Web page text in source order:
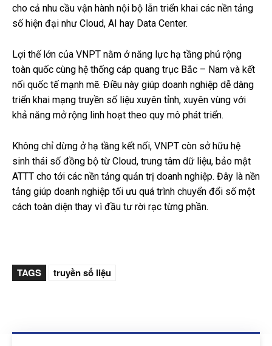
cho cả nhu cầu vận hành nội bộ lẫn triển khai các nền tảng
số hiện đại như Cloud, AI hay Data Center.
Lợi thế lớn của VNPT nằm ở năng lực hạ tầng phủ rộng
toàn quốc cùng hệ thống cáp quang trục Bắc – Nam và kết
nối quốc tế mạnh mẽ. Điều này giúp doanh nghiệp dễ dàng
triển khai mạng truyền số liệu xuyên tỉnh, xuyên vùng với
khả năng mở rộng linh hoạt theo quy mô phát triển.
Không chỉ dừng ở hạ tầng kết nối, VNPT còn sở hữu hệ
sinh thái số đồng bộ từ Cloud, trung tâm dữ liệu, bảo mật
ATTT cho tới các nền tảng quản trị doanh nghiệp. Đây là nền
tảng giúp doanh nghiệp tối ưu quá trình chuyển đổi số một
cách toàn diện thay vì đầu tư rời rạc từng phần.
TAGS truyền số liệu